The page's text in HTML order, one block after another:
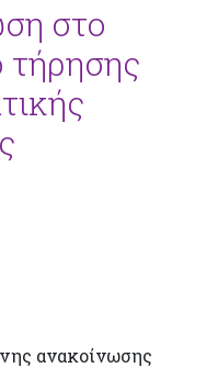
στο
ανακοίνωσης